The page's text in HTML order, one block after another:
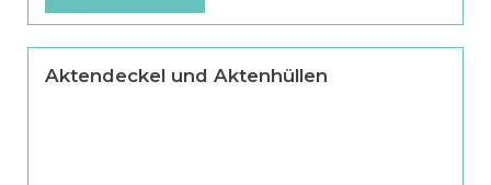
Aktendeckel und Aktenhüllen